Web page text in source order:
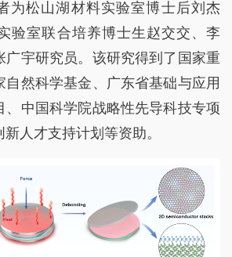
为松山湖材料实验室博士后刘杰
验室联合培养博士生赵交交、李
广宇研究员。该研究得到了国家重
自然科学基金、广东省基础与应用
、中国科学院战略性先导科技专项
人才支持计划等资助。